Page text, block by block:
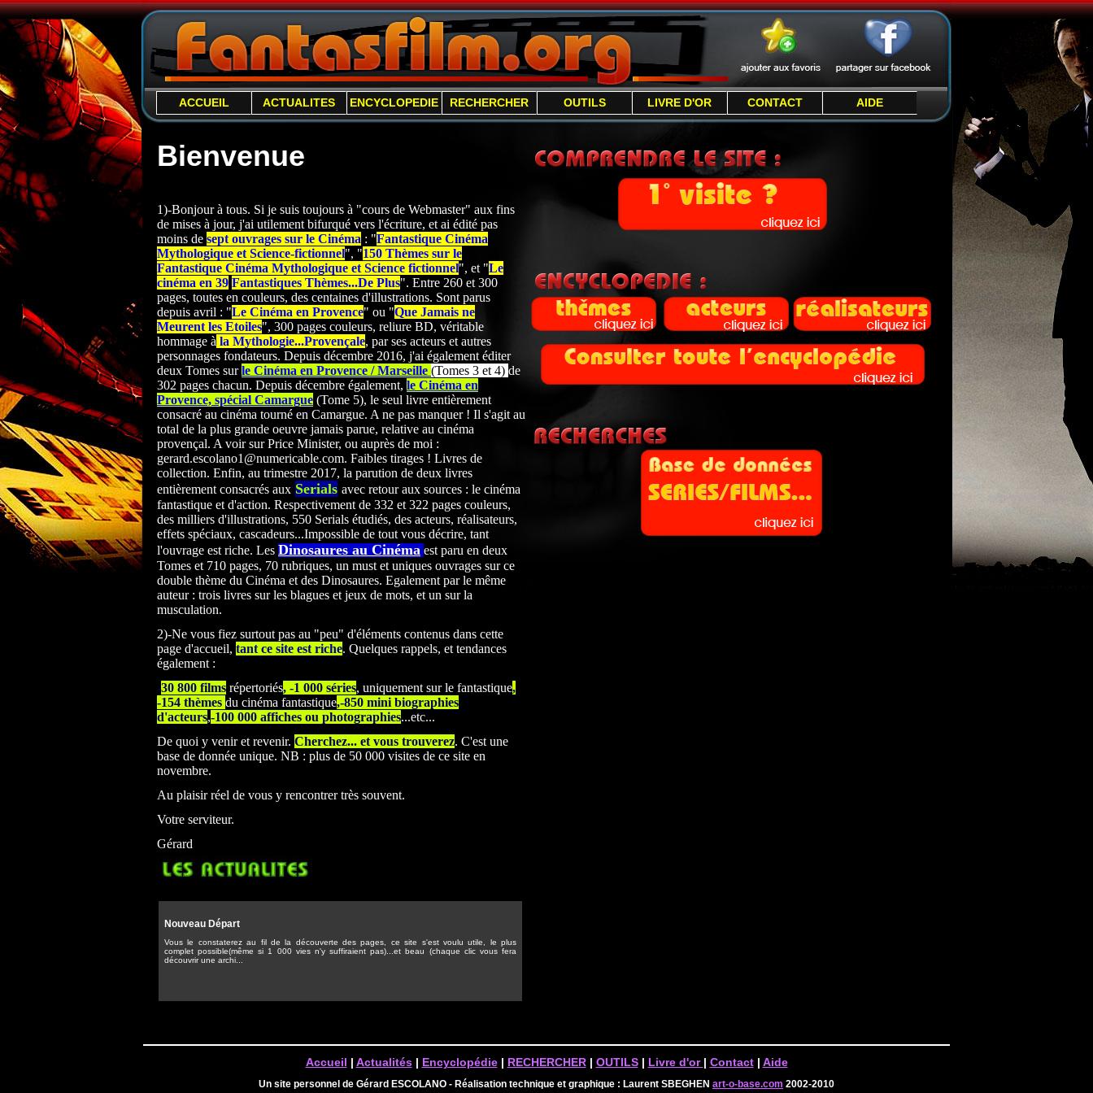
ACCUEIL ACTUALITES ENCYCLOPEDIE RECHERCHER OUTILS LIVRE D'OR CONTACT AIDE
Bienvenue
1)-Bonjour à tous. Si je suis toujours à "cours de Webmaster" aux fins
de mises à jour, j'ai utilement bifurqué vers l'écriture, et ai édité pas
moins de sept ouvrages sur le Cinéma : "Fantastique Cinéma
Mythologique et Science-fictionnel", "150 Thèmes sur le
Fantastique Cinéma Mythologique et Science fictionnel", et "Le
cinéma en 39 Fantastiques Thèmes...De Plus". Entre 260 et 300
pages, toutes en couleurs, des centaines d'illustrations. Sont parus
depuis avril : "Le Cinéma en Provence" ou "Que Jamais ne
Meurent les Etoiles", 300 pages couleurs, reliure BD, véritable
hommage à la Mythologie...Provençale, par ses acteurs et autres
personnages fondateurs. Depuis décembre 2016, j'ai également éditer
deux Tomes surle Cinéma en Provence / Marseille (Tomes 3 et 4) de
302 pages chacun. Depuis décembre également, le Cinéma en
Provence, spécial Camargue (Tome 5), le seul livre entièrement
consacré au cinéma tourné en Camargue. A ne pas manquer ! Il s'agit au
total de la plus grande oeuvre jamais parue, relative au cinéma
provençal. A voir sur Price Minister, ou auprès de moi :
gerard.escolano1@numericable.com. Faibles tirages ! Livres de
collection. Enfin, au trimestre 2017, la parution de deux livres
entièrement consacrés aux Serials avec retour aux sources : le cinéma
fantastique et d'action. Respectivement de 332 et 322 pages couleurs,
des milliers d'illustrations, 550 Serials étudiés, des acteurs, réalisateurs,
effets spéciaux, cascadeurs...Impossible de tout vous décrire, tant
l'ouvrage est riche. Les Dinosaures au Cinéma est paru en deux
Tomes et 710 pages, 70 rubriques, un must et uniques ouvrages sur ce
double thème du Cinéma et des Dinosaures. Egalement par le même
auteur : trois livres sur les blagues et jeux de mots, et un sur la
musculation.
2)-Ne vous fiez surtout pas au "peu" d'éléments contenus dans cette
page d'accueil, tant ce site est riche. Quelques rappels, et tendances
également :
-30 800 films répertoriés, -1 000 séries, uniquement sur le fantastique,
-154 thèmes du cinéma fantastique,-850 mini biographies
d'acteurs,-100 000 affiches ou photographies...etc...
De quoi y venir et revenir. Cherchez... et vous trouverez. C'est une
base de donnée unique. NB : plus de 50 000 visites de ce site en
novembre.
Au plaisir réel de vous y rencontrer très souvent.
Votre serviteur.
Gérard
Nouveau Départ
Vous le constaterez au fil de la découverte des pages, ce site s'est voulu utile, le plus
complet possible(même si 1 000 vies n'y suffiraient pas)...et beau (chaque clic vous fera
découvrir une archi...
Accueil | Actualités| Encyclopédie| RECHERCHER| OUTILS| Livre d'or | Contact| Aide
Un site personnel de Gérard ESCOLANO - Réalisation technique et graphique : Laurent SBEGHEN art-o-base.com 2002-2010